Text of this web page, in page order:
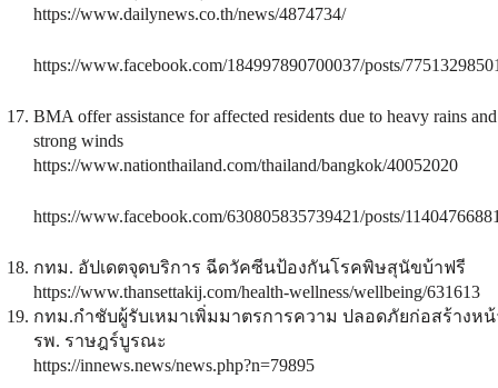
https://www.dailynews.co.th/news/4874734/
https://www.facebook.com/184997890700037/posts/
BMA offer assistance for affected residents due to heavy rains and
strong winds
https://www.nationthailand.com/thailand/bangkok/40052020
https://www.facebook.com/630805835739421/posts/
กทม. อัปเดตจุดบริการ ฉีดวัคซีนป้องกันโรคพิษสุนัขบ้าฟรี
https://www.thansettakij.com/health-wellness/wellbeing/631613
กทม.กำชับผู้รับเหมาเพิ่มมาตรการความ ปลอดภัยก่อสร้างห
รพ. ราษฎร์บูรณะ
https://innews.news/news.php?n=79895